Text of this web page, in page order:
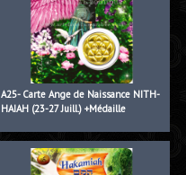
A25- Carte Ange de Naissance NITH-
HAIAH (23-27 Juill.) +Médaille